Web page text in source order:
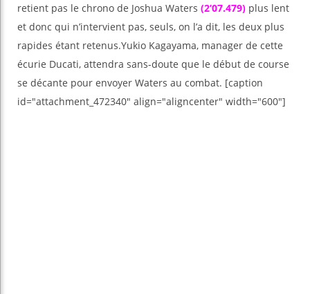
retient pas le chrono de Joshua Waters (2’07.479) plus lent
et donc qui n’intervient pas, seuls, on l’a dit, les deux plus
rapides étant retenus.Yukio Kagayama, manager de cette
écurie Ducati, attendra sans-doute que le début de course
se décante pour envoyer Waters au combat. [caption
id="attachment_472340" align="aligncenter" width="600"]